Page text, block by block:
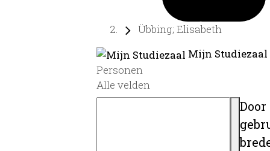
Übbing; Elisabeth
Mijn
Personen
Alle velden